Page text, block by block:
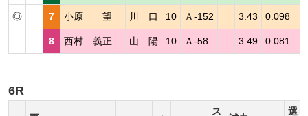
◎ 7 小原 望 川 口 10 Ａ-152 3.43 0.098
8 西村 義正 山 陽 10 Ａ-58 3.49 0.081
6R
ス
選